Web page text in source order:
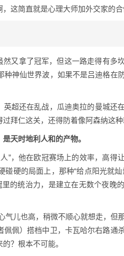
这简直就是心理大师加外交家的合
又拿了冠军，但这一路走得有多
神仙世界波，如果不是吕迪格在
超还在乱战，瓜迪奥拉的曼城还
拜仁这关，还得防着像阿森纳这种
天时地利人和的产物。
”，他在欧冠赛场上的效率，高得
硬的局面上，那种“给点阳光就
的统治力，是建立在无数个夜晚
儿也高，稍微不顺心就想走，但
佩）搭档中卫，卡瓦哈尔右路通
？根本不可能。